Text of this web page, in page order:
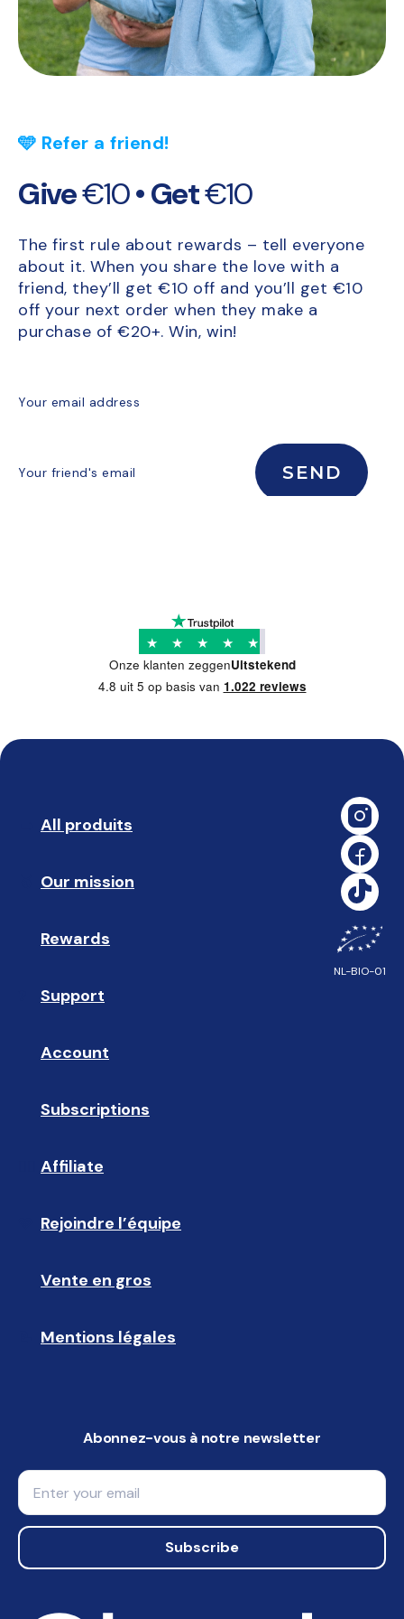
Onze klanten zeggenUitstekend
★ ★ ★ ★ ★
4.8 uit 5 op basis van 1.022 reviews
All produits
Our mission
Rewards
Support
Account
Subscriptions
Affiliate
Rejoindre l’équipe
🤝🏻
Vente en gros
Mentions légales
NL-BIO-01
Abonnez-vous à notre newsletter
Email
Subscribe